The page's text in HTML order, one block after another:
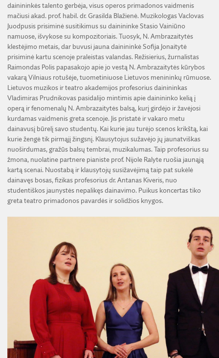
dainininkės talento gerbėja, visus operos primadonos vaidmenis
mačiusi akad. prof. habil. dr. Grasilda Blažienė. Muzikologas Vaclovas
Juodpusis prisiminė susitikimus su dainininke Stasio Vainiūno
namuose, išvykose su kompozitoriais. Tuosyk, N. Ambrazaitytės
klestėjimo metais, dar buvusi jauna dainininkė Sofija Jonaitytė
prisiminė kartu scenoje praleistas valandas. Režisierius, žurnalistas
Raimondas Polis papasakojo apie jo vestą N. Ambrazaitytės kūrybos
vakarą Vilniaus rotušėje, tuometiniuose Lietuvos menininkų rūmuose.
Lietuvos muzikos ir teatro akademijos profesorius dainininkas
Vladimiras Prudnikovas pasidalijo mintimis apie dainininko kelią į
operą ir fenomenalų N. Ambrazaitytės balsą, kurį girdėjo ir žavėjosi
kurdamas vaidmenis greta scenoje. Jis pristatė ir vakaro metu
dainavusį būrelį savo studentų. Kai kurie jau turėjo scenos krikštą, kai
kurie žengė tik pirmąjį žingsnį. Klausytojus sužavėjo jų jaunatviškas
nuoširdumas, gražūs balsų tembrai, muzikalumas. Taip profesorius su
žmona, nuolatine partnere pianiste prof. Nijole Ralyte ruošia jaunąją
kartą scenai. Nuostabą ir klausytojų susižavėjimą taip pat sukėlė
dainavęs bosas, fizikas profesorius dr. Antanas Kiveris, nuo
studentiškos jaunystės nepalikęs dainavimo. Puikus koncertas tiko
greta teatro primadonos pavardės ir solidžios knygos.